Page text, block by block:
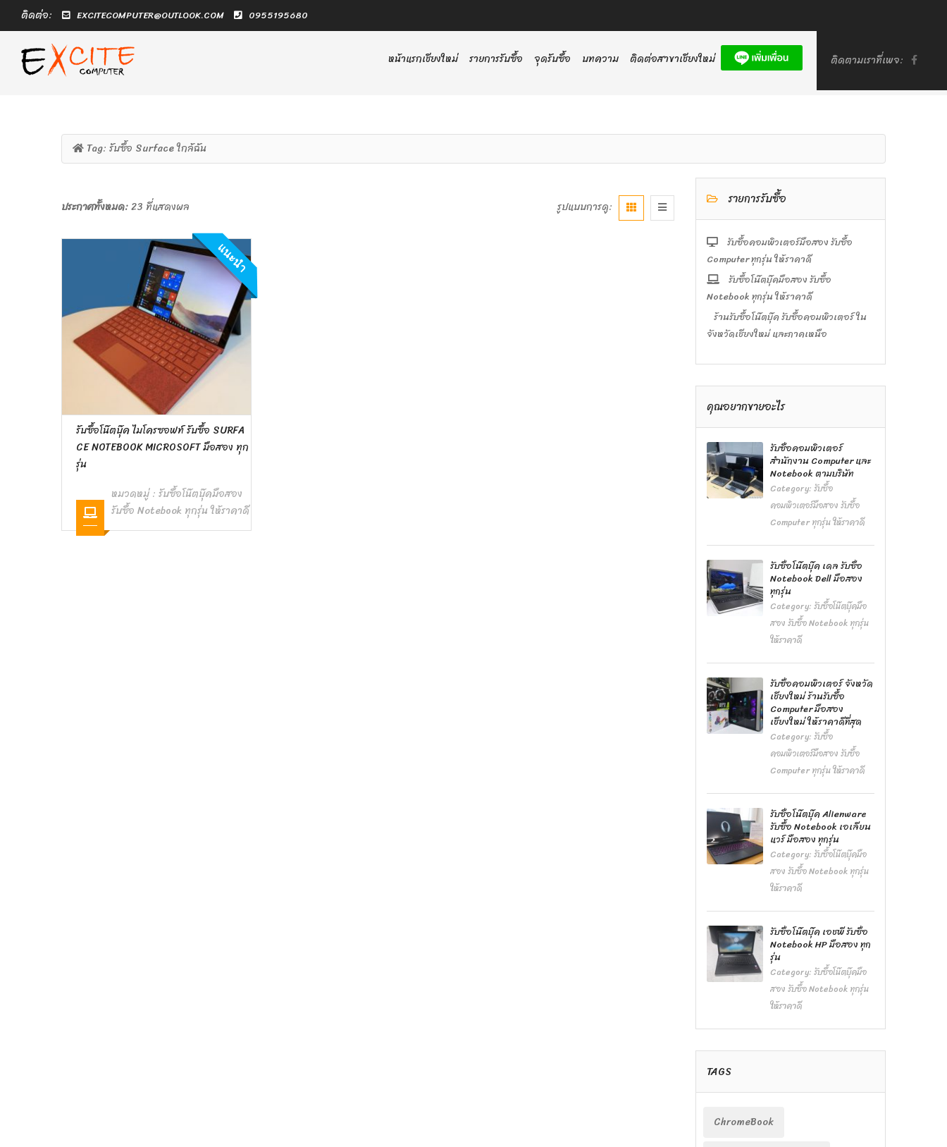
ติดต่อ: EXCITECOMPUTER@OUTLOOK.COM 0955195680
ติดตามเราที่เพจ:
หน้าแรกเชียงใหม่ รายการรับซื้อ จุดรับซื้อ บทความ ติดต่อสาขาเชียงใหม่
Tag: รับซื้อ Surface ใกล้ฉัน
ประกาศทั้งหมด:23 ที่แสดงผล รูปแบบการดู:
แนะนำ
รับซื้อโน๊ตบุ๊ค ไมโครซอฟท์ รับซื้อ SURFA
CE NOTEBOOK MICROSOFT มือสอง ทุก
รุ่น
หมวดหมู่ : รับซื้อโน๊ตบุ๊คมือสอง
รับซื้อ Notebook ทุกรุ่น ให้ราคาดี
รายการรับซื้อ
รับซื้อคอมพิวเตอร์มือสอง รับซื้อ
Computer ทุกรุ่น ให้ราคาดี
รับซื้อโน๊ตบุ๊คมือสอง รับซื้อ
Notebook ทุกรุ่น ให้ราคาดี
ร้านรับซื้อโน๊ตบุ๊ค รับซื้อคอมพิวเตอร์ ใน
จังหวัดเชียงใหม่ และภาคเหนือ
คุณอยากขายอะไร
รับซื้อคอมพิวเตอร์
สำนักงาน Computer และ
Notebook ตามบริษัท
Category:รับซื้อ
คอมพิวเตอร์มือสอง รับซื้อ
Computer ทุกรุ่น ให้ราคาดี
รับซื้อโน๊ตบุ๊ค เดล รับซื้อ
Notebook Dell มือสอง
ทุกรุ่น
Category:รับซื้อโน๊ตบุ๊คมือ
สอง รับซื้อ Notebook ทุกรุ่น
ให้ราคาดี
รับซื้อคอมพิวเตอร์ จังหวัด
เชียงใหม่ ร้านรับซื้อ
Computer มือสอง
เชียงใหม่ ให้ราคาดีที่สุด
Category:รับซื้อ
คอมพิวเตอร์มือสอง รับซื้อ
Computer ทุกรุ่น ให้ราคาดี
รับซื้อโน๊ตบุ๊ค Alienware
รับซื้อ Notebook เอเลียน
แวร์ มือสอง ทุกรุ่น
Category:รับซื้อโน๊ตบุ๊คมือ
สอง รับซื้อ Notebook ทุกรุ่น
ให้ราคาดี
รับซื้อโน๊ตบุ๊ค เอชพี รับซื้อ
Notebook HP มือสอง ทุก
รุ่น
Category:รับซื้อโน๊ตบุ๊คมือ
สอง รับซื้อ Notebook ทุกรุ่น
ให้ราคาดี
TAGS
ChromeBook